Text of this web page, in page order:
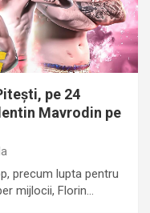
pe 24
Mavrodin pe
precum lupta pentru
mijlocii, Florin…